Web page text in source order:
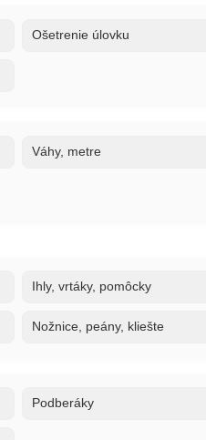
Ošetrenie úlovku
Váhy, metre
Ihly, vrtáky, pomôcky
Nožnice, peány, kliešte
Podberáky